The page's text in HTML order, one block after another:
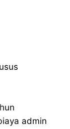
admin